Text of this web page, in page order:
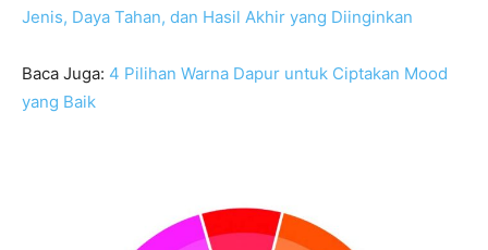
Jenis, Daya Tahan, dan Hasil Akhir yang Diinginkan
Baca Juga: 4 Pilihan Warna Dapur untuk Ciptakan Mood
yang Baik